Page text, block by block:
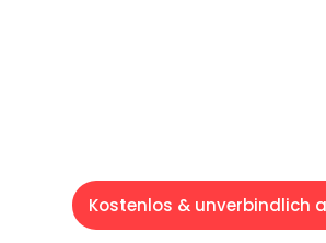
Kostenlos & unverbindlich